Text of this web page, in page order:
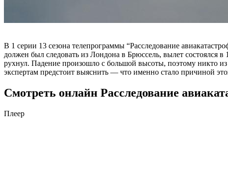
В 1 серии 13 сезона телепрограммы “Расследование
должен был следовать из Лондона в Брюссель, вылет состоялся
рухнул. Падение произошло с большой высоты, поэтому никто
экспертам предстоит выяснить — что именно стало причиной
Смотреть онлайн Расследование
Плеер